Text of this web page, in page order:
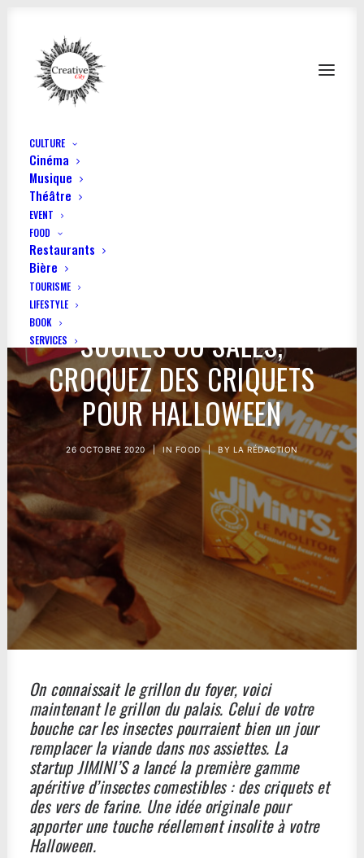
CULTURE
Cinéma
Musique
Théâtre
EVENT
FOOD
Restaurants
Bière
TOURISME
LIFESTYLE
BOOK
SERVICES
SUCRÉS OU SALÉS,
CROQUEZ DES CRIQUETS
POUR HALLOWEEN
26 OCTOBRE 2020 | IN FOOD | BY LA RÉDACTION
On connaissait le grillon du foyer, voici
maintenant le grillon du palais. Celui de votre
bouche car les insectes pourraient bien un jour
remplacer la viande dans nos assiettes. La
startup JIMINI’S a lancé la première gamme
apéritive d’insectes comestibles : des criquets et
des vers de farine. Une idée originale pour
apporter une touche réellement insolite à votre
Halloween.